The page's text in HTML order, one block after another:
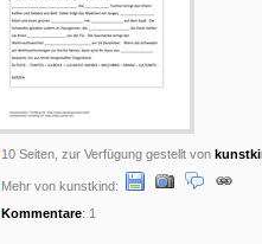
10 Seiten, zur Verfügung gestellt von
Mehr von kunstkind:
Kommentare: 1